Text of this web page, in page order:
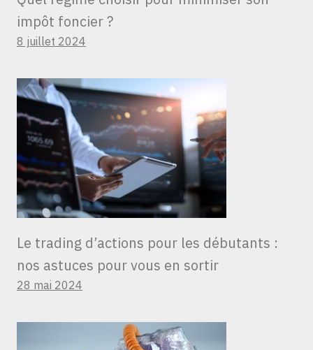
impôt foncier ?
8 juillet 2024
Le trading d’actions pour les débutants :
nos astuces pour vous en sortir
28 mai 2024